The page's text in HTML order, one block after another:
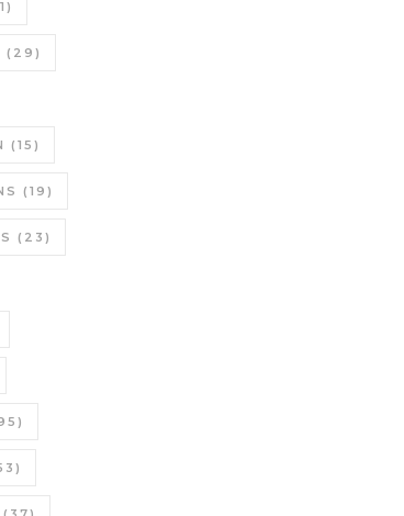
(29)
(15)
(19)
(23)